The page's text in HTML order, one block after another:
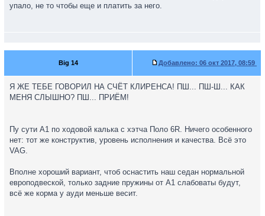
упало, не то чтобы еще и платить за него.
Big 14 Добавлено: 06 окт 2017, 08:59
Я ЖЕ ТЕБЕ ГОВОРИЛ НА СЧЁТ КЛИРЕНСА! ПШ... ПШ-Ш... КАК
МЕНЯ СЛЫШНО? ПШ... ПРИЁМ!
Пу сути А1 по ходовой калька с хэтча Поло 6R. Ничего особенного
нет: тот же конструктив, уровень исполнения и качества. Всё это
VAG.
Вполне хороший вариант, чтоб оснастить наш седан нормальной
европодвеской, только задние пружины от A1 слабоваты будут,
всё же корма у ауди меньше весит.